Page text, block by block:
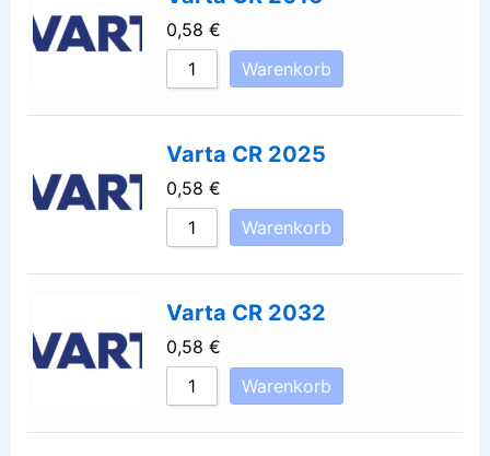
0,58 €
Warenkorb
Varta CR 2025
0,58 €
Warenkorb
Varta CR 2032
0,58 €
Warenkorb